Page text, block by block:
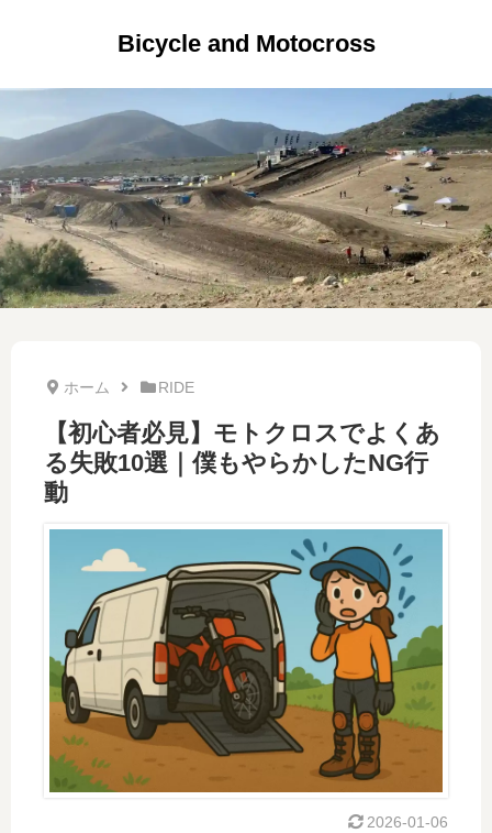
Bicycle and Motocross
ホーム RIDE
【初心者必見】モトクロスでよくあ
る失敗10選｜僕もやらかしたNG行
動
2026-01-06